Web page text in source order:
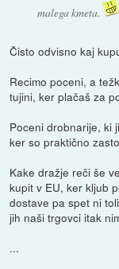
malega kmeta.
Čisto odvisno kaj
Recimo poceni, a
tujini, ker plačaš za
Poceni drobnarije, ki
ker so praktično
Kake dražje reči še
kupit v EU, ker kljub
dostave pa spet ni
jih naši trgovci itak
...